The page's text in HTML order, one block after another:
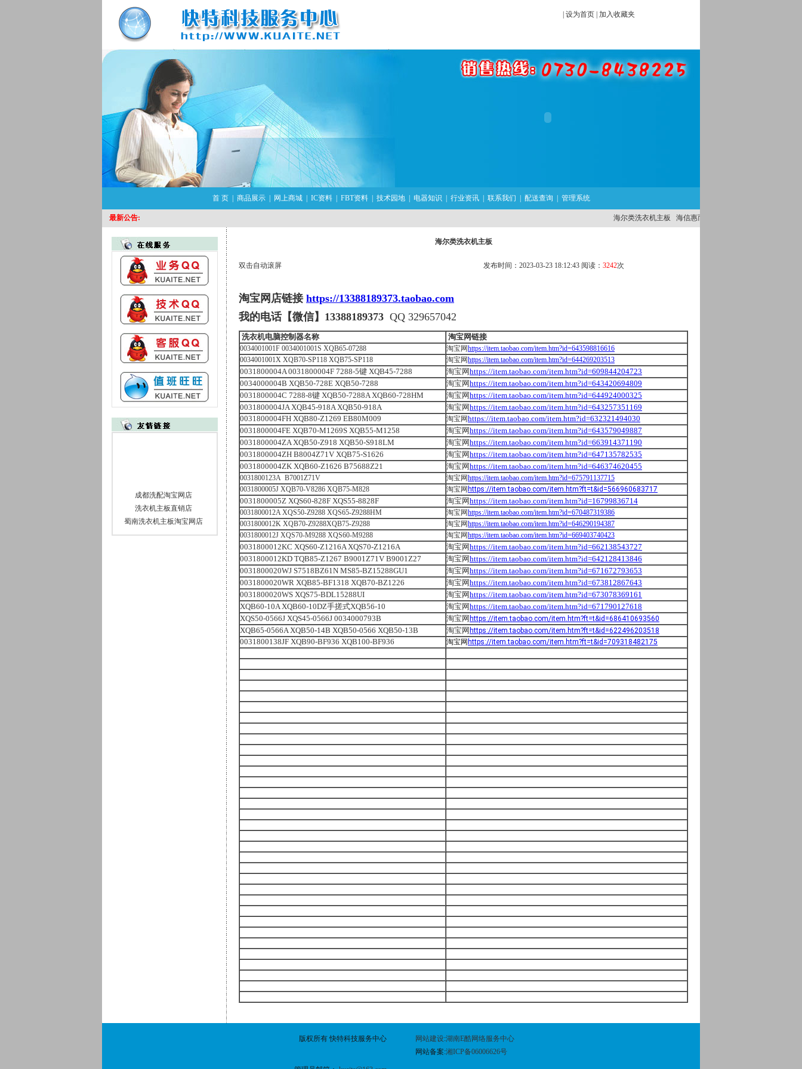
设为首页 加入收藏夹
首 页 商品展示 网上商城 IC资料 FBT资料 技术园地 电器知识 行业资讯 联系我们 配送查询 管理系统
最新公告: 海尔类洗衣机主板 海信惠而浦类洗衣机主板
成都洗配淘宝网店
洗衣机主板直销店
蜀南洗衣机主板淘宝网店
海尔类洗衣机主板
双击自动滚屏 发布时间：2023-03-23 18:12:43 阅读： 3242次
淘宝网店链接 https://13388189373.taobao.com
我的电话【微信】 13388189373 QQ 329657042
洗衣机电脑控制器名称 淘宝网链接
0034001001F 0034001001S XQB65-07288 淘宝网https://item.taobao.com/item.htm?id=643598816616
0034001001X XQB70-SP118 XQB75-SP118
淘宝网https://item.taobao.com/item.htm?id=644269203513
0031800004A 0031800004F 7288-5键 XQB45-7288 淘宝网https://item.taobao.com/item.htm?id=609844204723
0034000004B XQB50-728E XQB50-7288
淘宝网https://item.taobao.com/item.htm?id=643420694809
0031800004C 7288-8键 XQB50-7288A XQB60-728HM
淘宝网https://item.taobao.com/item.htm?id=644924000325
0031800004JA XQB45-918A XQB50-918A
淘宝网https://item.taobao.com/item.htm?id=643257351169
0031800004FH XQB80-Z1269 EB80M009
淘宝网https://item.taobao.com/item.htm?id=632321494030
0031800004FE XQB70-M1269S XQB55-M1258
淘宝网https://item.taobao.com/item.htm?id=643579049887
0031800004ZA XQB50-Z918 XQB50-S918LM
淘宝网https://item.taobao.com/item.htm?id=663914371190
0031800004ZH B8004Z71V XQB75-S1626
淘宝网https://item.taobao.com/item.htm?id=647135782535
0031800004ZK XQB60-Z1626 B75688Z21
淘宝网https://item.taobao.com/item.htm?id=646374620455
0031800123A B7001Z71V 淘宝网https://item.taobao.com/item.htm?id=675791137715
0031800005J XQB70-V8286 XQB75-M828
淘宝网 https://item.taobao.com/item.htm?ft=t&id=566960683717
0031800005Z XQS60-828F XQS55-8828F 淘宝网https://item.taobao.com/item.htm?id=16799836714
0031800012A XQS50-Z9288 XQS65-Z9288HM 淘宝网https://item.taobao.com/item.htm?id=670487319386
0031800012K XQB70-Z9288XQB75-Z9288
淘宝网https://item.taobao.com/item.htm?id=646290194387
0031800012J XQS70-M9288 XQS60-M9288
淘宝网https://item.taobao.com/item.htm?id=669403740423
0031800012KC XQS60-Z1216A XQS70-Z1216A 淘宝网https://item.taobao.com/item.htm?id=662138543727
0031800012KD TQB85-Z1267 B9001Z71V B9001Z27
淘宝网https://item.taobao.com/item.htm?id=642128413846
0031800020WJ S7518BZ61N MS85-BZ15288GU1
淘宝网https://item.taobao.com/item.htm?id=671672793653
0031800020WR XQB85-BF1318 XQB70-BZ1226
淘宝网https://item.taobao.com/item.htm?id=673812867643
0031800020WS XQS75-BDL15288UI
淘宝网https://item.taobao.com/item.htm?id=673078369161
XQB60-10A XQB60-10DZ手搓式XQB56-10
淘宝网https://item.taobao.com/item.htm?id=671790127618
XQS50-0566J XQS45-0566J 0034000793B
淘宝网 https://item.taobao.com/item.htm?ft=t&id=686410693560
XQB65-0566A XQB50-14B XQB50-0566 XQB50-13B 淘宝网 https://item.taobao.com/item.htm?ft=t&id=622496203518
0031800138JF XQB90-BF936 XQB100-BF936 淘宝网 https://item.taobao.com/item.htm?ft=t&id=709318482175
版权所有 快特科技服务中心 网站建设:湖南E酷网络服务中心
网站备案:湘ICP备06006626号